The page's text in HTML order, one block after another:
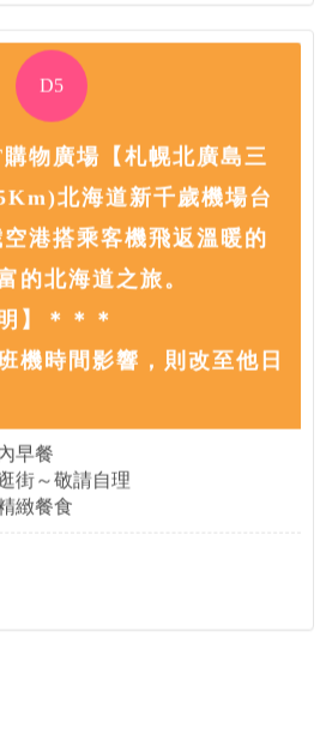
D5
物廣場【札幌北廣島三
北海道新千歲機場台
港搭乘客機飛返溫暖的
的北海道之旅。
】＊＊＊
機時間影響，則改至他日
早餐
街～敬請自理
緻餐食